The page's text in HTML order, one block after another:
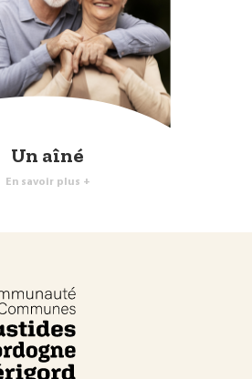
Un aîné
En savoir plus +